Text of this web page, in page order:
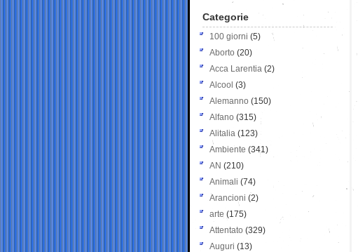
Categorie
100 giorni (5)
Aborto (20)
Acca Larentia (2)
Alcool (3)
Alemanno (150)
Alfano (315)
Alitalia (123)
Ambiente (341)
AN (210)
Animali (74)
Arancioni (2)
arte (175)
Attentato (329)
Auguri (13)